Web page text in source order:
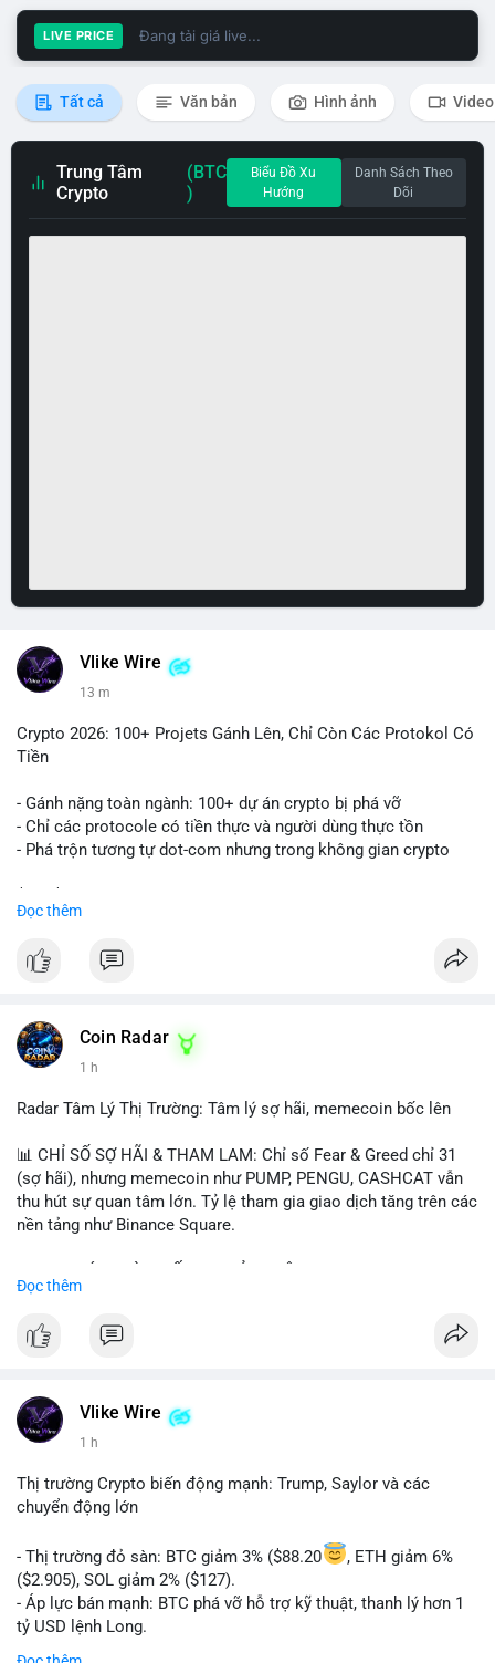
LIVE PRICE Đang tải giá live...
Tất cả Văn bản Hình ảnh Video
Trung Tâm
Crypto
(BTC
)
Biểu Đồ Xu
Hướng
Danh Sách Theo
Dõi
Vlike Wire
13 m
Crypto 2026: 100+ Projets Gánh Lên, Chỉ Còn Các Protokol Có
Tiền
- Gánh nặng toàn ngành: 100+ dự án crypto bị phá vỡ
- Chỉ các protocole có tiền thực và người dùng thực tồn
- Phá trộn tương tự dot-com nhưng trong không gian crypto
Đọc thêm
Coin Radar
1 h
Radar Tâm Lý Thị Trường: Tâm lý sợ hãi, memecoin bốc lên
📊 CHỈ SỐ SỢ HÃI & THAM LAM: Chỉ số Fear & Greed chỉ 31
(sợ hãi), nhưng memecoin như PUMP, PENGU, CASHCAT vẫn
thu hút sự quan tâm lớn. Tỷ lệ tham gia giao dịch tăng trên các
nền tảng như Binance Square.
CASHCAT, SUI, TAO xuất hiện nhiều trong tìm kiếm Việt Nam
hấp dẫn. Bàn tán về SPCX và SAGA cũng hấp dẫn.
SAGA", "short SPCX", và "đã ngồi ăn ở khách sạn 5*" (từ bài
đăng Binance Square). Tin tức về BIP-110 Bitcoin và SKR token
BNB Smart Chain.
Sợ hãi do chỉ số thấp nhưng xu hướng memecoin và tin tức
tích cực (BTC ETF, SKR) tạo áp lực lên giá. Rủi ro từ các đề cày
SPCX và SAGA vẫn cao. Cần theo dõi xu hướng "long" hoặc
"short" theo chiến lược cá nhân.
Đọc thêm
Vlike Wire
1 h
Thị trường Crypto biến động mạnh: Trump, Saylor và các
chuyển động lớn
- Thị trường đỏ sàn: BTC giảm 3% ($88.20
, ETH giảm 6%
($2.905), SOL giảm 2% ($127).
- Áp lực bán mạnh: BTC phá vỡ hỗ trợ kỹ thuật, thanh lý hơn 1
tỷ USD lệnh Long.
- Tin tức quan trọng: Trump Media dự kiến airdrop token cho